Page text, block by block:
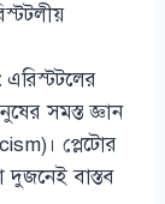
এরিস্টটলের
সমস্ত জ্ঞান
প্লেটোর
দুজনেই বাস্তব